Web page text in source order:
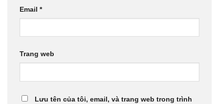
Email *
Trang web
Lưu tên của tôi, email, và trang web trong trình